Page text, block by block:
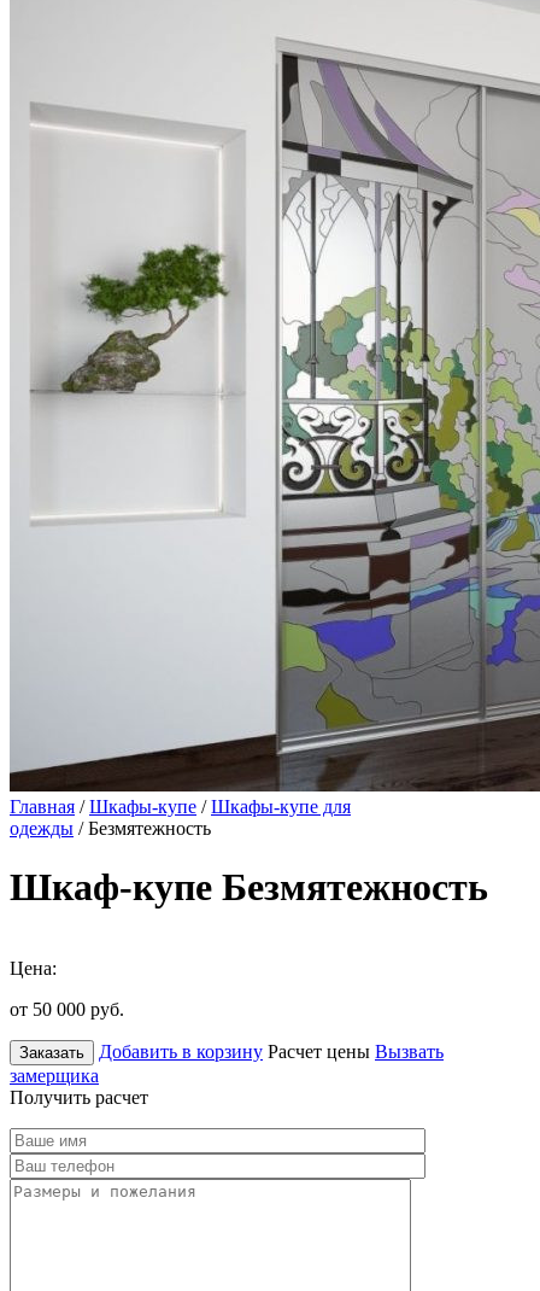
Главная /Шкафы-купе /Шкафы-купе для
одежды / Безмятежность
Шкаф-купе Безмятежность
Цена:
от 50 000 руб.
Заказать Добавить в корзину Расчет цены Вызвать
замерщика
Получить расчет